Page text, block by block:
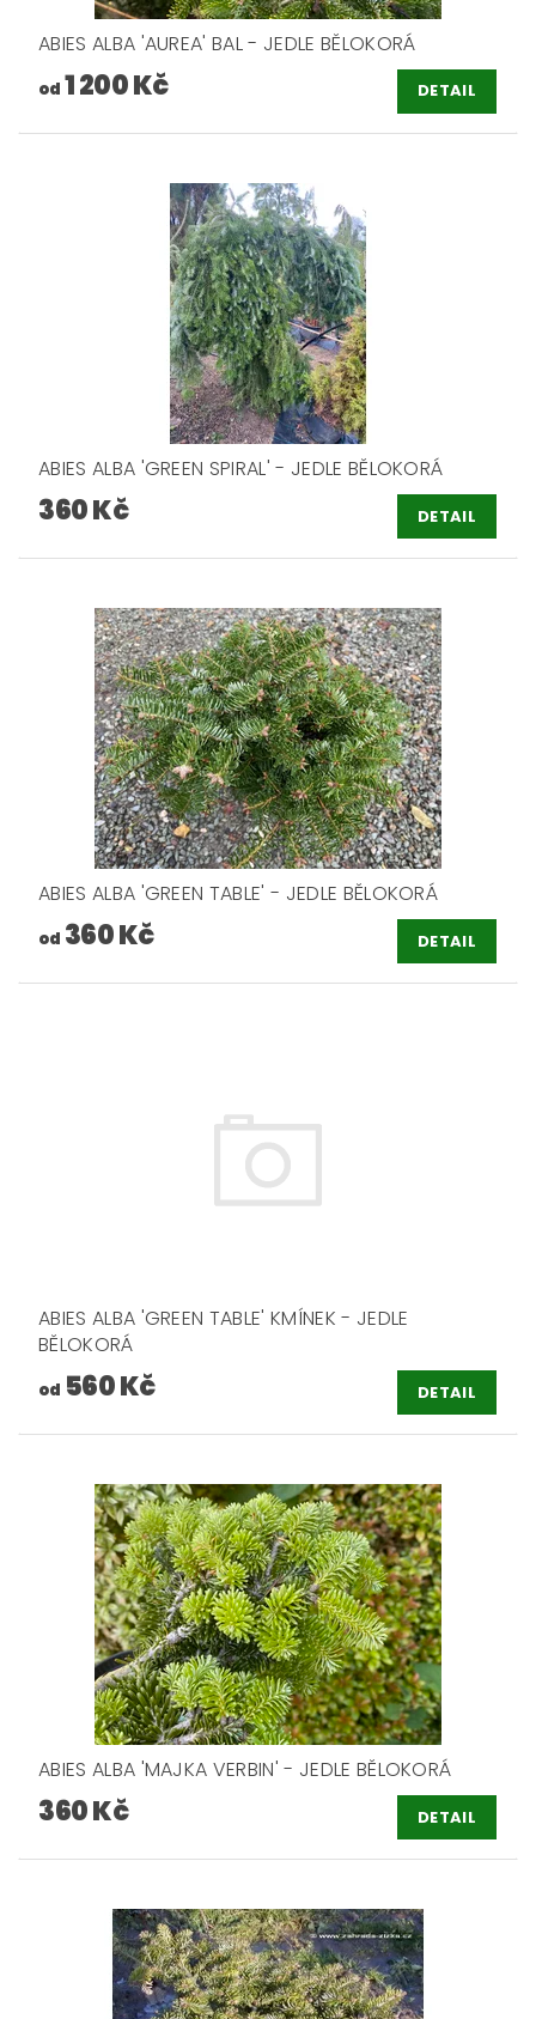
ABIES ALBA 'AUREA' BAL - JEDLE BĚLOKORÁ
od 1 200 Kč DETAIL
ABIES ALBA 'GREEN SPIRAL' - JEDLE BĚLOKORÁ
360 Kč DETAIL
ABIES ALBA 'GREEN TABLE' - JEDLE BĚLOKORÁ
od 360 Kč DETAIL
ABIES ALBA 'GREEN TABLE' KMÍNEK - JEDLE
BĚLOKORÁ
od 560 Kč DETAIL
ABIES ALBA 'MAJKA VERBIN' - JEDLE BĚLOKORÁ
360 Kč DETAIL